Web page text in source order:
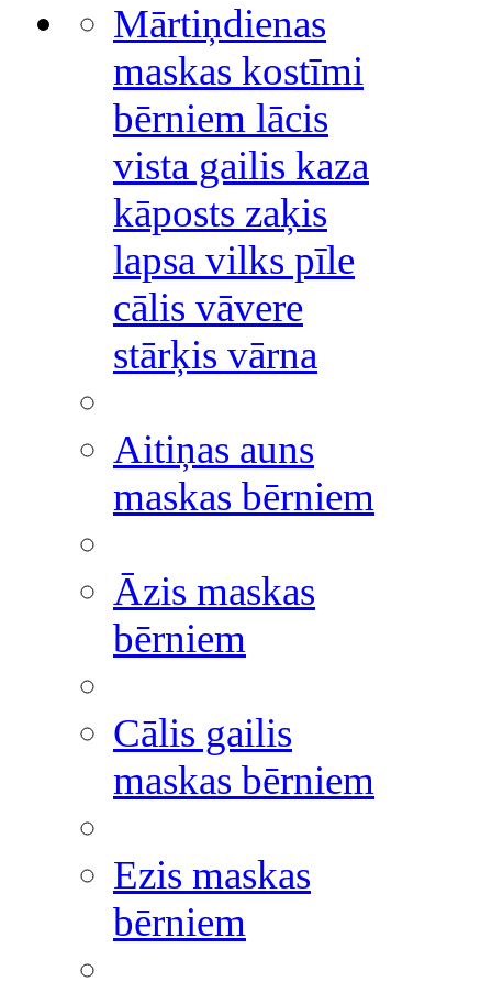
Mārtiņdienas
maskas kostīmi
bērniem lācis
vista gailis kaza
kāposts zaķis
lapsa vilks pīle
cālis vāvere
stārķis vārna
Aitiņas auns
maskas bērniem
Āzis maskas
bērniem
Cālis gailis
maskas bērniem
Ezis maskas
bērniem